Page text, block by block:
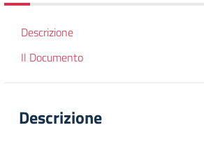
Descrizione
Il Documento
Descrizione